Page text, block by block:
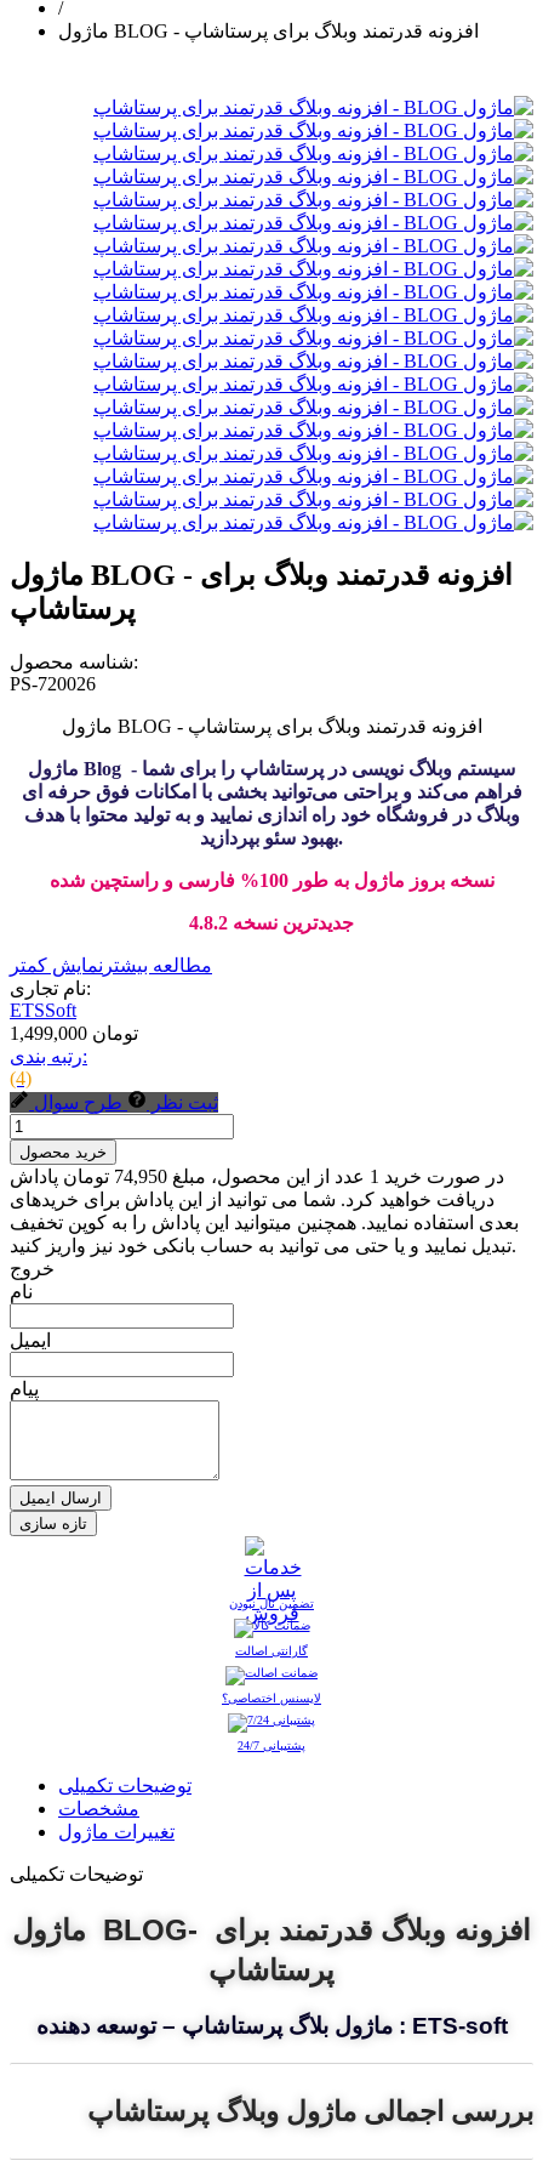
/
ماژول BLOG - افزونه قدرتمند وبلاگ برای پرستاشاپ
ماژول BLOG - افزونه قدرتمند وبلاگ برای
پرستاشاپ
شناسه محصول:
PS-720026
ماژول BLOG - افزونه قدرتمند وبلاگ برای پرستاشاپ
ماژول Blog - سیستم وبلاگ نویسی در پرستاشاپ را برای شما
فراهم می‌کند و براحتی می‌توانید بخشی با امکانات فوق حرفه ای
وبلاگ در فروشگاه خود راه اندازی نمایید و به تولید محتوا با هدف
بهبود سئو بپردازید.
نسخه بروز ماژول به طور 100% فارسی و راستچین شده
جدیدترین نسخه 4.8.2
مطالعه بیشتر نمایش کمتر
نام تجاری:
ETSSoft
1,499,000 تومان
رتبه بندی:
(4)
ثبت نظر
طرح سوال
خرید محصول
در صورت خرید 1 عدد از این محصول، مبلغ 74,950 تومان پاداش
دریافت خواهید کرد. شما می توانید از این پاداش برای خریدهای
بعدی استفاده نمایید. همچنین میتوانید این پاداش را به کوپن تخفیف
تبدیل نمایید و یا حتی می توانید به حساب بانکی خود نیز واریز کنید.
خروج
نام
ایمیل
پیام
ارسال ایمیل
تضمین نال نبودن
گارانتی اصالت
لایسنس اختصاصی؟
پشتیبانی 24/7
توضیحات تکمیلی
مشخصات
تغییرات ماژول
توضیحات تکمیلی
ماژول BLOG- افزونه وبلاگ قدرتمند برای
پرستاشاپ
ماژول بلاگ پرستاشاپ – توسعه دهنده : ETS-soft
بررسی اجمالی ماژول وبلاگ پرستاشاپ